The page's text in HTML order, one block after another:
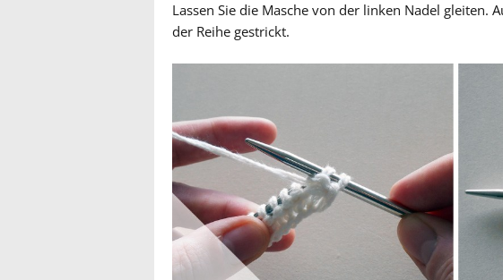
Lassen Sie die Masche von der linken Nadel gleiten.
der Reihe gestrickt.